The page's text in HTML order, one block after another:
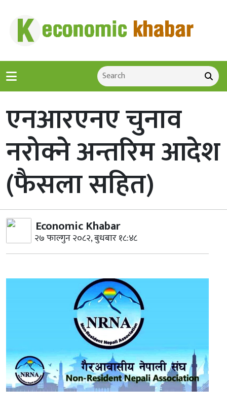
एनआरएनए चुनाव
नरोक्ने अन्तरिम आदेश
(फैसला सहित)
Economic Khabar
२७ फाल्गुन २०८२, बुधबार १८:४८